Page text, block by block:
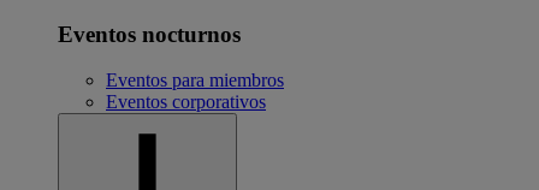
Eventos nocturnos
Eventos para miembros
Eventos corporativos